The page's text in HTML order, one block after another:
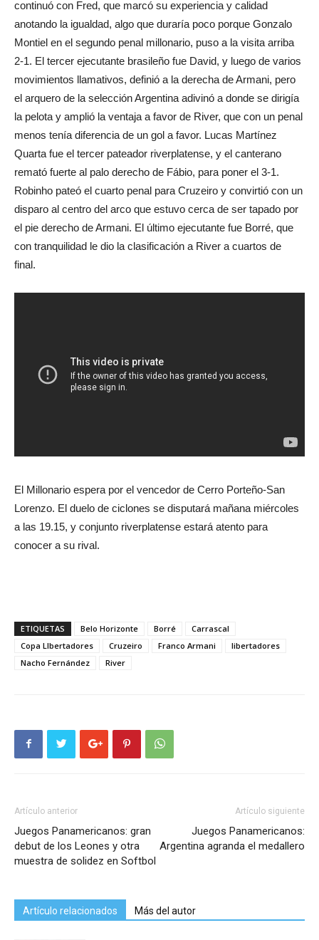
continuó con Fred, que marcó su experiencia y calidad
anotando la igualdad, algo que duraría poco porque Gonzalo
Montiel en el segundo penal millonario, puso a la visita arriba
2-1. El tercer ejecutante brasileño fue David, y luego de varios
movimientos llamativos, definió a la derecha de Armani, pero
el arquero de la selección Argentina adivinó a donde se dirigía
la pelota y amplió la ventaja a favor de River, que con un penal
menos tenía diferencia de un gol a favor. Lucas Martínez
Quarta fue el tercer pateador riverplatense, y el canterano
remató fuerte al palo derecho de Fábio, para poner el 3-1.
Robinho pateó el cuarto penal para Cruzeiro y convirtió con un
disparo al centro del arco que estuvo cerca de ser tapado por
el pie derecho de Armani. El último ejecutante fue Borré, que
con tranquilidad le dio la clasificación a River a cuartos de
final.
El Millonario espera por el vencedor de Cerro Porteño-San
Lorenzo. El duelo de ciclones se disputará mañana miércoles
a las 19.15, y conjunto riverplatense estará atento para
conocer a su rival.
ETIQUETAS Belo Horizonte Borré
Carrascal
Copa LIbertadores
Cruzeiro Franco Armani
libertadores
Nacho Fernández
River
Artículo anterior
Juegos Panamericanos: gran
debut de los Leones y otra
muestra de solidez en Softbol
Artículo siguiente
Juegos Panamericanos:
Argentina agranda el medallero
Artículo relacionados Más del autor